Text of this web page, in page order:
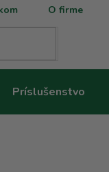
O firme
Príslušenstvo